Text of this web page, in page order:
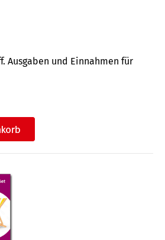
Aus­gaben und Ein­nahmen für